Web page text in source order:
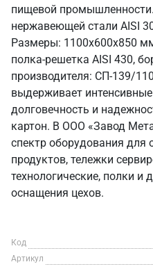
пищевой
нержавеющей стали AISI
Размеры: 1100x600x850
полка-решетка AISI 430,
производителя: СП-139/
выдерживает
долговечность и
картон. В ООО «Завод
спектр оборудования
продуктов, тележки
технологические, полки и
оснащения цехов.
Код
Артикул